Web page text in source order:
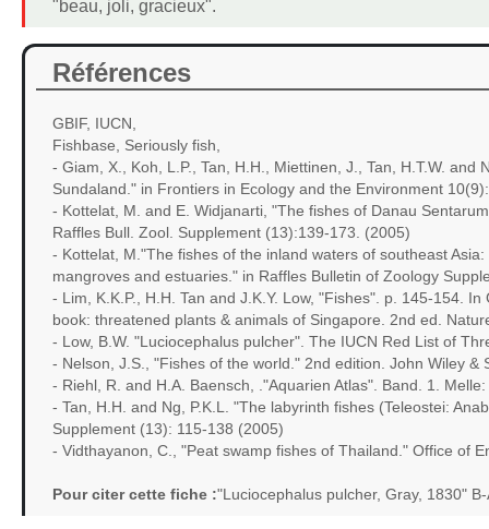
"beau, joli, gracieux".
Références
GBIF, IUCN,
Fishbase, Seriously fish,
- Giam, X., Koh, L.P., Tan, H.H., Miettinen, J., Tan, H.T.W.
Sundaland." in Frontiers in Ecology and the Environment
- Kottelat, M. and E. Widjanarti, "The fishes of Danau
Raffles Bull. Zool. Supplement (13):139-173. (2005)
- Kottelat, M."The fishes of the inland waters of southeast
mangroves and estuaries." in Raffles Bulletin of Zoology
- Lim, K.K.P., H.H. Tan and J.K.Y. Low, "Fishes". p. 145-154.
book: threatened plants & animals of Singapore. 2nd ed.
- Low, B.W. "Luciocephalus pulcher". The IUCN Red List of
- Nelson, J.S., "Fishes of the world." 2nd edition. John Wiley &
- Riehl, R. and H.A. Baensch, ."Aquarien Atlas". Band. 1.
- Tan, H.H. and Ng, P.K.L. "The labyrinth fishes (Teleostei:
Supplement (13): 115-138 (2005)
- Vidthayanon, C., "Peat swamp fishes of Thailand." Office of
Pour citer cette fiche :"Luciocephalus pulcher, Gray, 1830"